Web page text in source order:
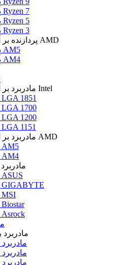
پردازنده Ryzen 7
پردازنده Ryzen 5
پردازنده Ryzen 3
پردازنده بر اساس سوکت AMD
پردازنده AM5
پردازنده AM4
مادربرد بر اساس سوکت Intel
مادربرد LGA 1851
مادربرد LGA 1700
مادربرد LGA 1200
مادربرد LGA 1151
مادربرد بر اساس سوکت AMD
مادربرد AM5
مادربرد AM4
مادربرد ASUS
مادربرد GIGABYTE
مادربرد MSI
مادربرد Biostar
مادربرد Asrock
مادربرد
مادربرد
مادربرد